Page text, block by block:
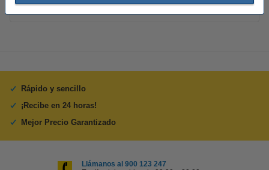
Rápido y sencillo
¡Recibe en 24 horas!
Mejor Precio Garantizado
Llámanos al 900 123 247